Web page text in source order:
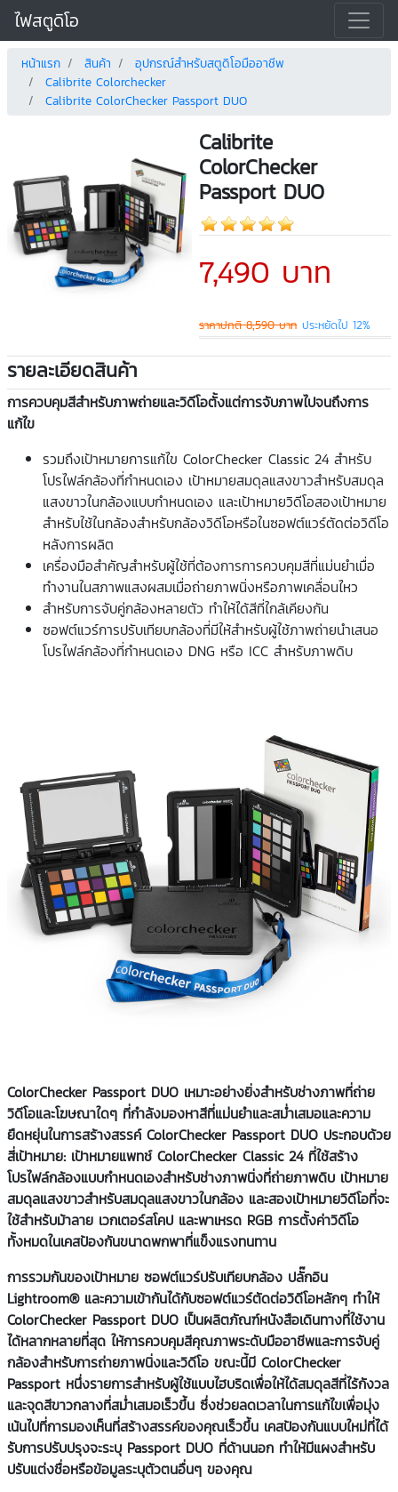
ไฟสตูดิโอ
หน้าแรก สินค้า
อุปกรณ์สำหรับสตูดิโอมืออาชีพ
Calibrite Colorchecker
Calibrite ColorChecker Passport DUO
Calibrite
ColorChecker
Passport DUO
7,490 บาท
ราคาปกติ 8,590 บาท ประหยัดไป 12%
รายละเอียดสินค้า
การควบคุมสีสำหรับภาพถ่ายและวิดีโอตั้งแต่การจับภาพไปจนถึงการ
แก้ไข
รวมถึงเป้าหมายการแก้ไข ColorChecker Classic 24 สำหรับ
โปรไฟล์กล้องที่กำหนดเอง เป้าหมายสมดุลแสงขาวสำหรับสมดุล
แสงขาวในกล้องแบบกำหนดเอง และเป้าหมายวิดีโอสองเป้าหมาย
สำหรับใช้ในกล้องสำหรับกล้องวิดีโอหรือในซอฟต์แวร์ตัดต่อวิดีโอ
หลังการผลิต
เครื่องมือสำคัญสำหรับผู้ใช้ที่ต้องการการควบคุมสีที่แม่นยำเมื่อ
ทำงานในสภาพแสงผสมเมื่อถ่ายภาพนิ่งหรือภาพเคลื่อนไหว
สำหรับการจับคู่กล้องหลายตัว ทำให้ได้สีที่ใกล้เคียงกัน
ซอฟต์แวร์การปรับเทียบกล้องที่มีให้สำหรับผู้ใช้ภาพถ่ายนำเสนอ
โปรไฟล์กล้องที่กำหนดเอง DNG หรือ ICC สำหรับภาพดิบ
ColorChecker Passport DUO เหมาะอย่างยิ่งสำหรับช่างภาพที่ถ่าย
วิดีโอและโฆษณาใดๆ ที่กำลังมองหาสีที่แม่นยำและสม่ำเสมอและความ
ยืดหยุ่นในการสร้างสรรค์ ColorChecker Passport DUO ประกอบด้วย
สี่เป้าหมาย: เป้าหมายแพทช์ ColorChecker Classic 24 ที่ใช้สร้าง
โปรไฟล์กล้องแบบกำหนดเองสำหรับช่างภาพนิ่งที่ถ่ายภาพดิบ เป้าหมาย
สมดุลแสงขาวสำหรับสมดุลแสงขาวในกล้อง และสองเป้าหมายวิดีโอที่จะ
ใช้สำหรับม้าลาย เวกเตอร์สโคป และพาเหรด RGB การตั้งค่าวิดีโอ
ทั้งหมดในเคสป้องกันขนาดพกพาที่แข็งแรงทนทาน
การรวมกันของเป้าหมาย ซอฟต์แวร์ปรับเทียบกล้อง ปลั๊กอิน
Lightroom® และความเข้ากันได้กับซอฟต์แวร์ตัดต่อวิดีโอหลักๆ ทำให้
ColorChecker Passport DUO เป็นผลิตภัณฑ์หนังสือเดินทางที่ใช้งาน
ได้หลากหลายที่สุด ให้การควบคุมสีคุณภาพระดับมืออาชีพและการจับคู่
กล้องสำหรับการถ่ายภาพนิ่งและวิดีโอ ขณะนี้มี ColorChecker
Passport หนึ่งรายการสำหรับผู้ใช้แบบไฮบริดเพื่อให้ได้สมดุลสีที่ไร้กังวล
และจุดสีขาวกลางที่สม่ำเสมอเร็วขึ้น ซึ่งช่วยลดเวลาในการแก้ไขเพื่อมุ่ง
เน้นไปที่การมองเห็นที่สร้างสรรค์ของคุณเร็วขึ้น เคสป้องกันแบบใหม่ที่ได้
รับการปรับปรุงจะระบุ Passport DUO ที่ด้านนอก ทำให้มีแผงสำหรับ
ปรับแต่งชื่อหรือข้อมูลระบุตัวตนอื่นๆ ของคุณ